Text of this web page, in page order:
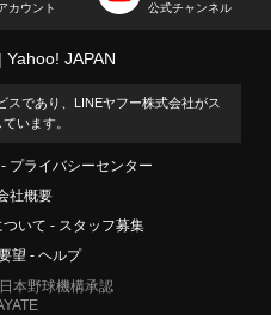
カウント
公式チャンネル
Yahoo! JAPAN
スであり、LINEヤフー株式会社がス
います。
プライバシーセンター
社概要
ついて
スタッフ募集
望
ヘルプ
本野球機構承認